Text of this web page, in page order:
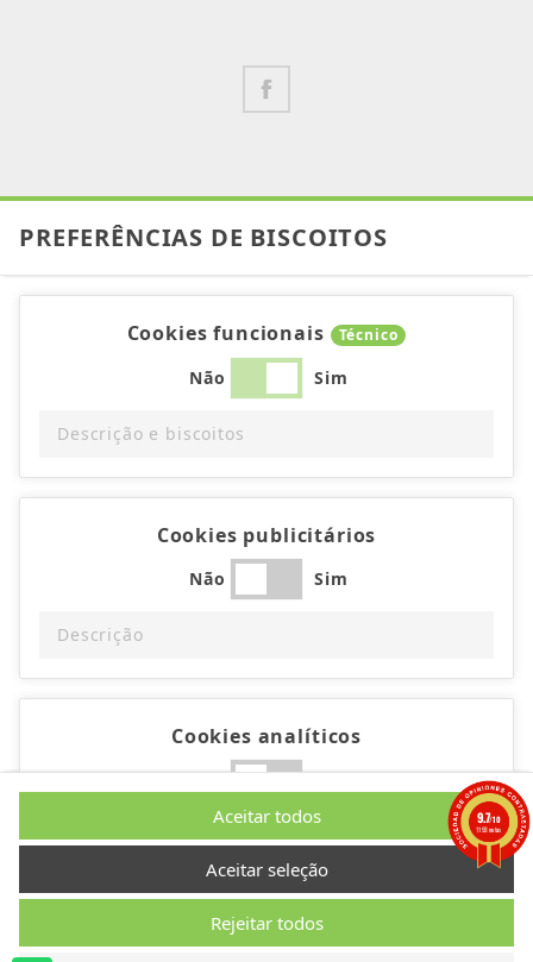
PREFERÊNCIAS DE BISCOITOS
Cookies funcionais Técnico
Não Sim
Descrição e biscoitos
Cookies publicitários
Não Sim
Descrição
Cookies analíticos
Não Sim
Descrição
Cookies de desempenho
Rejeitar todos
Aceitar seleção
Aceitar todos 9.7/10
1193 notas